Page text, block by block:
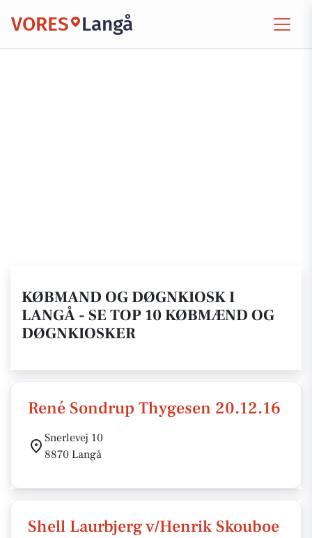
VORES Langå
KØBMAND OG DØGNKIOSK I
LANGÅ - SE TOP 10 KØBMÆND OG
DØGNKIOSKER
René Sondrup Thygesen 20.12.16
Snerlevej 10
8870 Langå
Shell Laurbjerg v/Henrik Skouboe